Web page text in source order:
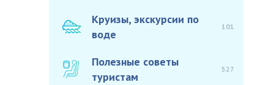
Круизы, экскурсии по
воде
101
Полезные советы
туристам
527